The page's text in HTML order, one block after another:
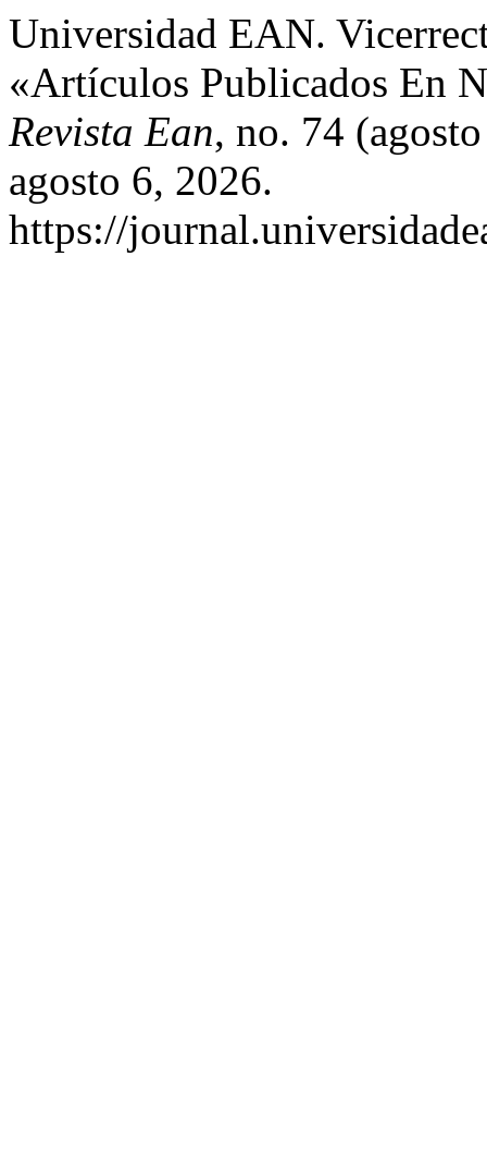
Universidad EAN.
«Artículos Publicados En
Revista Ean, no. 74
agosto 6, 2026.
https://